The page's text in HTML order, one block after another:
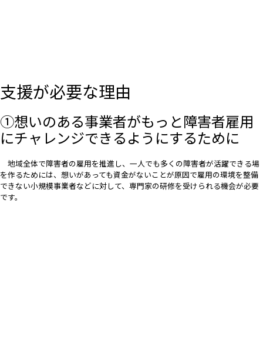
支援が必要な理由
①想いのある事業者がもっと障害者雇用
にチャレンジできるようにするために
地域全体で障害者の雇用を推進し、一人でも多くの障害者が活躍できる場
を作るためには、想いがあっても資金がないことが原因で雇用の環境を整備
できない小規模事業者などに対して、専門家の研修を受けられる機会が必要
です。